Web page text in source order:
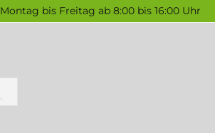
Montag bis Freitag ab 8:00 bis 16:00 Uhr